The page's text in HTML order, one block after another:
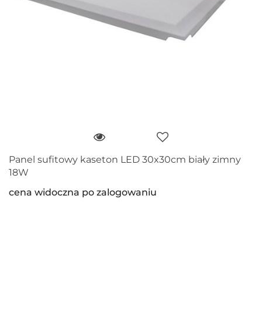
Panel sufitowy kaseton LED 30x30cm biały zimny
18W
cena widoczna po zalogowaniu